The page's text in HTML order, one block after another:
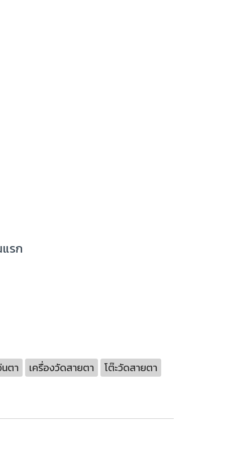
รก
นตา เครื่องวัดสายตา
โต๊ะวัดสายตา